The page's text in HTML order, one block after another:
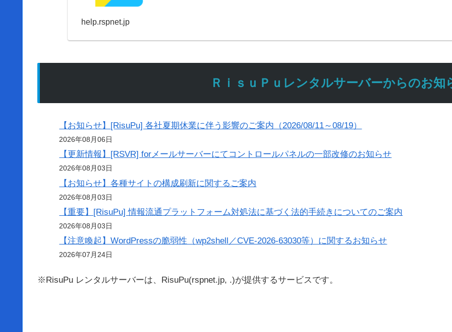
help.rspnet.jp
ＲｉｓｕＰｕレンタルサーバーからのお知
【お知らせ】[RisuPu] 各社夏期休業に伴う影響のご案内（2026/08/11～08/19）
2026年08月06日
【更新情報】[RSVR] forメールサーバーにてコントロールパネルの一部改修のお知らせ
2026年08月03日
【お知らせ】各種サイトの構成刷新に関するご案内
2026年08月03日
【重要】[RisuPu] 情報流通プラットフォーム対処法に基づく法的手続きについてのご案内
2026年08月03日
【注意喚起】WordPressの脆弱性（wp2shell／CVE-2026-63030等）に関するお知らせ
2026年07月24日
※RisuPu レンタルサーバーは、RisuPu(rspnet.jp, .)が提供するサービスです。